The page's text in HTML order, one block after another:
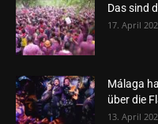
Das sind
17. April
Málaga
über die
13. April